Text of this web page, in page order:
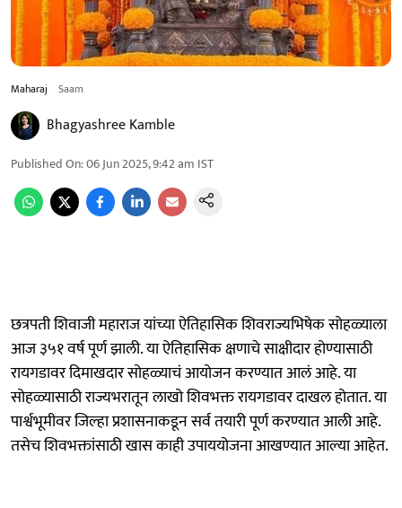
Maharaj Saam
Bhagyashree Kamble
Published On:06 Jun 2025, 9:42 am IST
छत्रपती शिवाजी महाराज यांच्या ऐतिहासिक शिवराज्यभिषेक सोहळ्याला
आज ३५१ वर्ष पूर्ण झाली. या ऐतिहासिक क्षणाचे साक्षीदार होण्यासाठी
रायगडावर दिमाखदार सोहळ्याचं आयोजन करण्यात आलं आहे. या
सोहळ्यासाठी राज्यभरातून लाखो शिवभक्त रायगडावर दाखल होतात. या
पार्श्वभूमीवर जिल्हा प्रशासनाकडून सर्व तयारी पूर्ण करण्यात आली आहे.
तसेच शिवभक्तांसाठी खास काही उपाययोजना आखण्यात आल्या आहेत.